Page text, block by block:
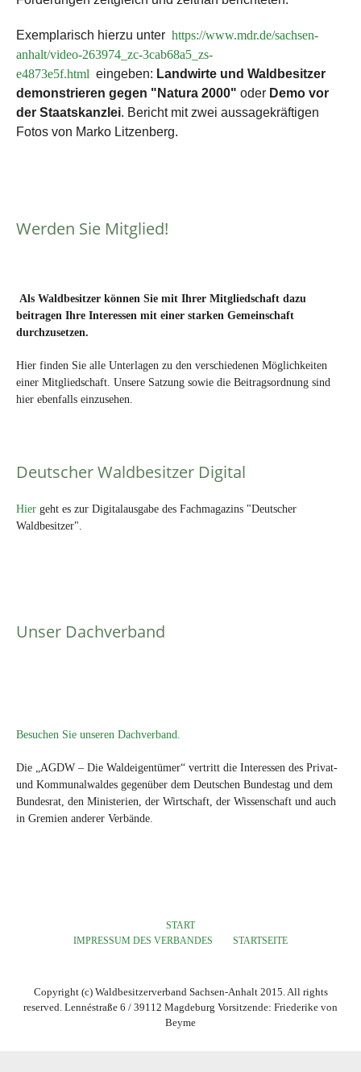
Exemplarisch hierzu unter https://www.mdr.de/sachsen-
anhalt/video-263974_zc-3cab68a5_zs-
e4873e5f.html eingeben: Landwirte und Waldbesitzer
demonstrieren gegen "Natura 2000" oder Demo vor
der Staatskanzlei. Bericht mit zwei aussagekräftigen
Fotos von Marko Litzenberg.
Werden Sie Mitglied!
Als Waldbesitzer können Sie mit Ihrer Mitgliedschaft dazu
beitragen Ihre Interessen mit einer starken Gemeinschaft
durchzusetzen.
Hier finden Sie alle Unterlagen zu den verschiedenen Möglichkeiten
einer Mitgliedschaft. Unsere Satzung sowie die Beitragsordnung sind
hier ebenfalls einzusehen.
Deutscher Waldbesitzer Digital
Hier geht es zur Digitalausgabe des Fachmagazins "Deutscher
Waldbesitzer".
Unser Dachverband
Besuchen Sie unseren Dachverband.
Die „AGDW – Die Waldeigentümer“ vertritt die Interessen des Privat-
und Kommunalwaldes gegenüber dem Deutschen Bundestag und dem
Bundesrat, den Ministerien, der Wirtschaft, der Wissenschaft und auch
in Gremien anderer Verbände.
START
IMPRESSUM DES VERBANDES
STARTSEITE
Copyright (c) Waldbesitzerverband Sachsen-Anhalt 2015. All rights
reserved. Lennéstraße 6 / 39112 Magdeburg Vorsitzende: Friederike von
Beyme